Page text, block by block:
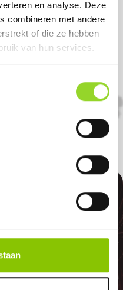
en analyse. Deze
combineren met andere
of die ze hebben
van hun services.
JP Vuurwerk in
welkom! U bent
u uit Bolsward,